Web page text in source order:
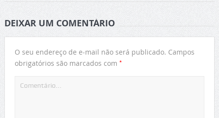
DEIXAR UM COMENTÁRIO
O seu endereço de e-mail não será publicado. Campos
obrigatórios são marcados com *